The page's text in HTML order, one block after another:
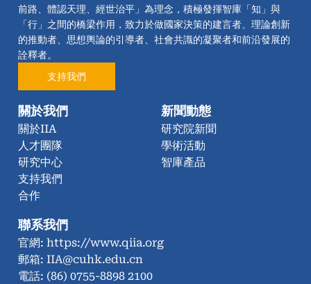
前路、體認天理、經世治平」為理念，積極發揮智庫「知」與
「行」之間的橋梁作用，致力於做國家決策的建言者、理論創新
的推動者、思想輿論的引導者、社會共識的凝聚者和前沿發展的
詮釋者。
支持我們
關於我們
關於IIA
人才團隊
研究中心
支持我們
合作
新聞動態
研究院新聞
學術活動
智庫產品
聯系我們
官網: https://www.qiia.org
郵箱: IIA@cuhk.edu.cn
電話: (86) 0755-8898 2100